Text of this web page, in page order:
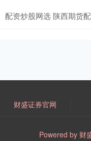
配资炒股网选 陕西期货
财盛证券官网
Powered by 财